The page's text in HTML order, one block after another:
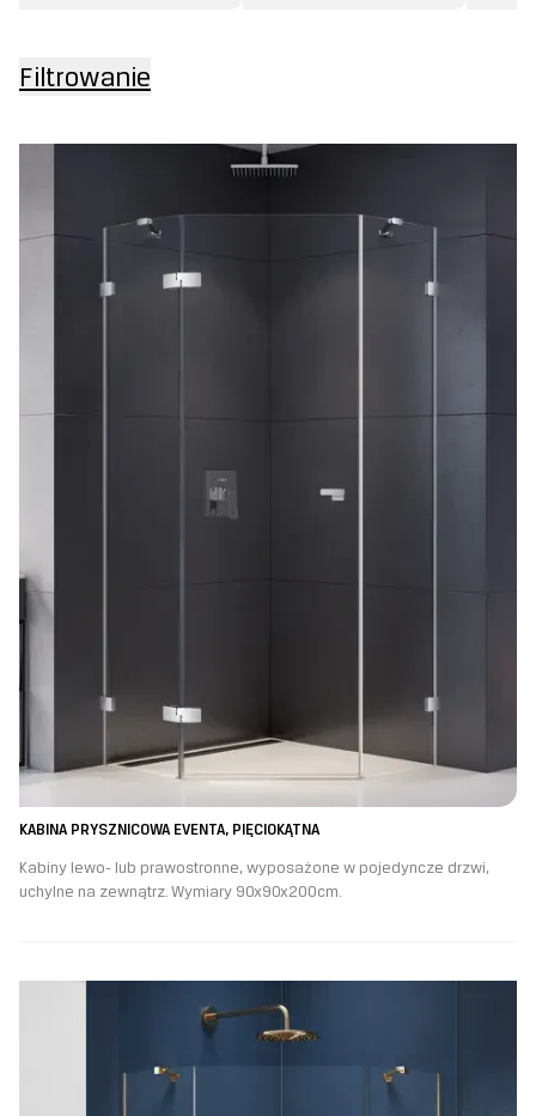
Filtrowanie
KABINA PRYSZNICOWA EVENTA, PIĘCIOKĄTNA
Kabiny lewo- lub prawostronne, wyposażone w pojedyncze drzwi,
uchylne na zewnątrz. Wymiary 90x90x200cm.